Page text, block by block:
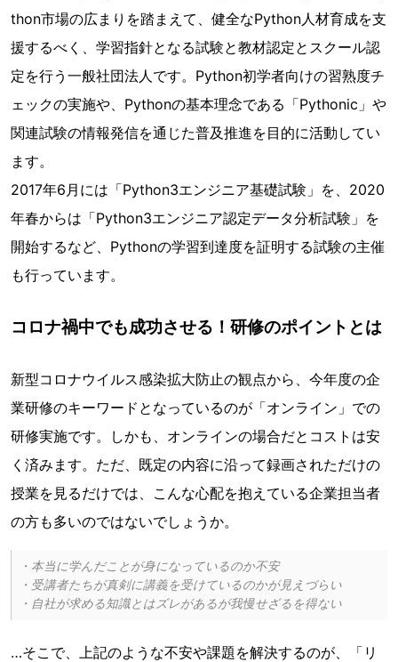
thon市場の広まりを踏まえて、健全なPython人材育成を支
援するべく、学習指針となる試験と教材認定とスクール認
定を行う一般社団法人です。Python初学者向けの習熟度チ
ェックの実施や、Pythonの基本理念である「Pythonic」や
関連試験の情報発信を通じた普及推進を目的に活動してい
ます。
2017年6月には「Python3エンジニア基礎試験」を、2020
年春からは「Python3エンジニア認定データ分析試験」を
開始するなど、Pythonの学習到達度を証明する試験の主催
も行っています。
コロナ禍中でも成功させる！研修のポイントとは
新型コロナウイルス感染拡大防止の観点から、今年度の企
業研修のキーワードとなっているのが「オンライン」での
研修実施です。しかも、オンラインの場合だとコストは安
く済みます。ただ、既定の内容に沿って録画されただけの
授業を見るだけでは、こんな心配を抱えている企業担当者
の方も多いのではないでしょうか。
・本当に学んだことが身になっているのか不安
・受講者たちが真剣に講義を受けているのかが見えづらい
…そこで、上記のような不安や課題を解決するのが、「リ